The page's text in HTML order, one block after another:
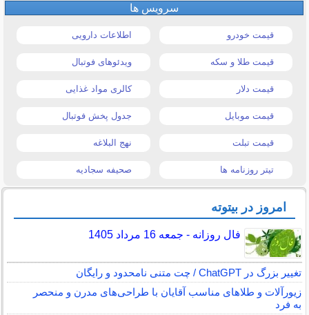
سرویس ها
قیمت خودرو اطلاعات دارویی
قیمت طلا و سکه ویدئوهای فوتبال
قیمت دلار کالری مواد غذایی
قیمت موبایل جدول پخش فوتبال
قیمت تبلت نهج البلاغه
تیتر روزنامه ها صحیفه سجادیه
امروز در بیتوته
فال روزانه - جمعه 16 مرداد 1405
تغییر بزرگ در ChatGPT / چت متنی نامحدود و رایگان
زیورآلات و طلاهای مناسب آقایان با طراحی‌های مدرن و منحصر
به فرد